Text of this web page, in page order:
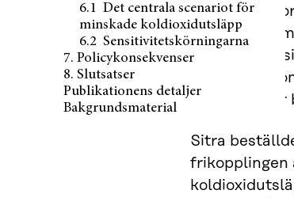
6.1 Det centrala scenariot för
minskade koldioxidutsläpp
6.2 Sensitivitetskörningarna
7. Policykonsekvenser
8. Slutsatser
Publikationens detaljer
Bakgrundsmaterial
verkar dock
att uppfylla
Andra oroar
eller rentav
investeringar
Sitra
frikopplingen